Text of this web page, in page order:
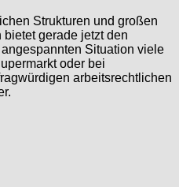
Strukturen und großen
gerade jetzt den
Situation viele
oder bei
arbeitsrechtlichen